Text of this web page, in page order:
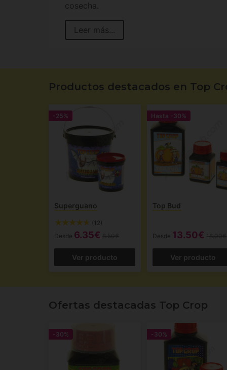
cosecha.
Leer más...
Productos destacados en Top
-25%
Superguano
(12)
Desde 6.35€
Ver producto
Hasta -30%
Top Bud
Desde 13.50€
Ver producto
Ofertas destacadas Top Crop
-30% -30%